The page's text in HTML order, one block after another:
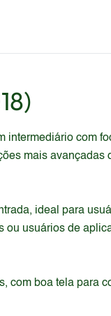
com
mais
ideal para
usuários de
boa tela para